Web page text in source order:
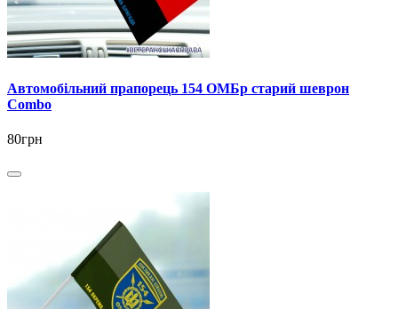
Автомобільний прапорець 154 ОМБр старий шеврон
Combo
80грн